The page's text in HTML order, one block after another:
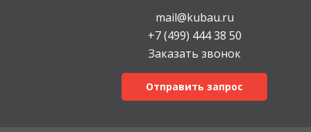
mail@kubau.ru
+7 (499) 444 38 50
Заказать звонок
Отправить запрос